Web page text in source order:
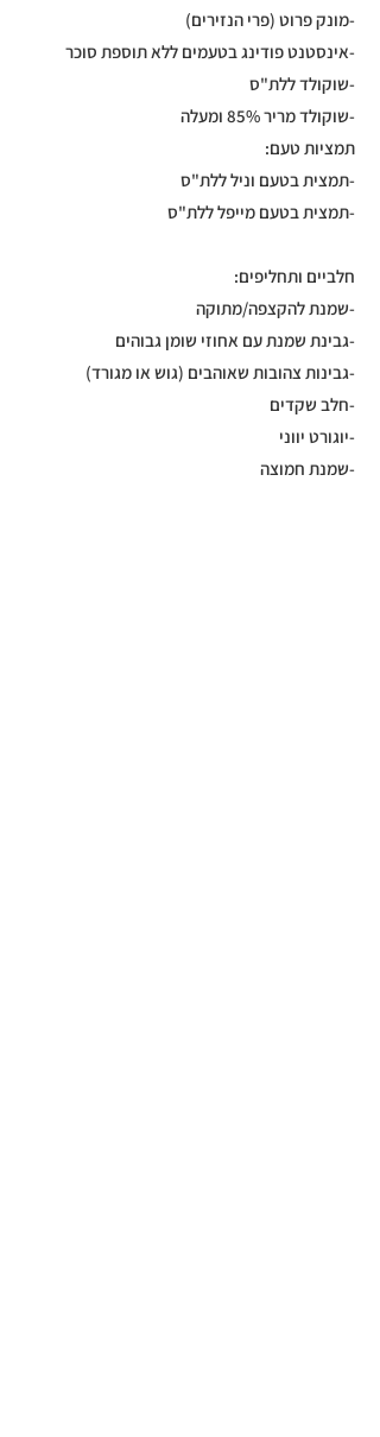
-מונק פרוט (פרי הנזירים)
-אינסטנט פודינג בטעמים ללא תוספת סוכר
-שוקולד ללת"ס
-שוקולד מריר 85% ומעלה
תמציות טעם:
-תמצית בטעם וניל ללת"ס
-תמצית בטעם מייפל ללת"ס
חלביים ותחליפים:
-שמנת להקצפה/מתוקה
-גבינת שמנת עם אחוזי שומן גבוהים
-גבינות צהובות שאוהבים (גוש או מגורד)
-חלב שקדים
-יוגורט יווני
-שמנת חמוצה